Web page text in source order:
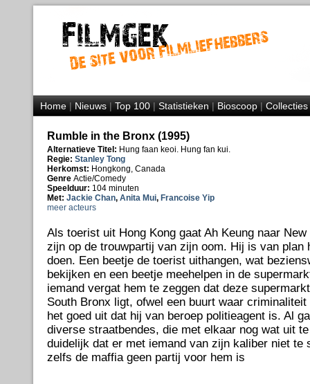
Home|Nieuws|Top 100|Statistieken|Bioscoop|Collecties
Rumble in the Bronx (1995)
Alternatieve Titel: Hung faan keoi. Hung fan kui.
Regie: Stanley Tong
Herkomst: Hongkong, Canada
Genre Actie/Comedy
Speelduur: 104 minuten
Met: Jackie Chan, Anita Mui, Francoise Yip
meer acteurs
Als toerist uit Hong Kong gaat Ah Keung naar
zijn op de trouwpartij van zijn oom. Hij is van plan
doen. Een beetje de toerist uithangen, wat
bekijken en een beetje meehelpen in de
iemand vergat hem te zeggen dat deze
South Bronx ligt, ofwel een buurt waar
het goed uit dat hij van beroep politieagent is. Al
diverse straatbendes, die met elkaar nog wat uit
duidelijk dat er met iemand van zijn kaliber niet te
zelfs de maffia geen partij voor hem is